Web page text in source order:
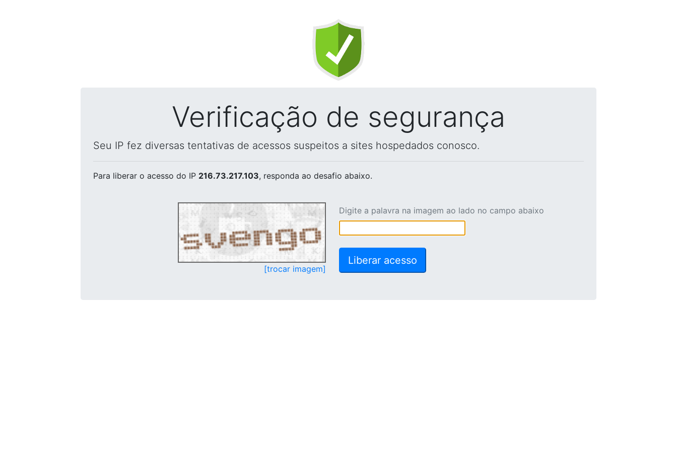
Verificação de segurança
Seu IP fez diversas tentativas de acessos suspeitos a sites hospedados conosco.
Para liberar o acesso do IP 216.73.217.103, responda ao desafio abaixo.
[trocar imagem]
Digite a palavra na imagem ao lado no campo abaixo